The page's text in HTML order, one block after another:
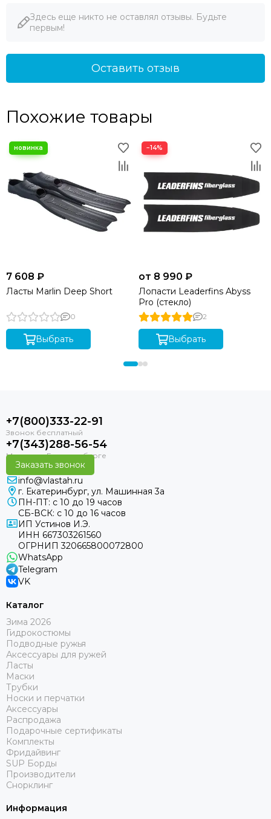
Здесь еще никто не оставлял отзывы. Будьте
первым!
Оставить отзыв
Похожие товары
7 608 ₽
Ласты Marlin Deep Short
0
Выбрать
−14%
от 8 990 ₽
Лопасти Leaderfins Abyss
Pro (стекло)
2
Выбрать
+7(800)333-22-91
+7(343)288-56-54
Заказать звонок
info@vlastah.ru
г. Екатеринбург, ул. Машинная 3а
ПН-ПТ: с 10 до 19 часов
СБ-ВСК: с 10 до 16 часов
ИП Устинов И.Э.
ИНН 667303261560
ОГРНИП 320665800072800
WhatsApp
Telegram
VK
Каталог
Зима 2026
Гидрокостюмы
Подводные ружья
Аксессуары для ружей
Ласты
Маски
Трубки
Носки и перчатки
Аксессуары
Распродажа
Подарочные сертификаты
Комплекты
Фридайвинг
SUP Борды
Производители
Снорклинг
Информация